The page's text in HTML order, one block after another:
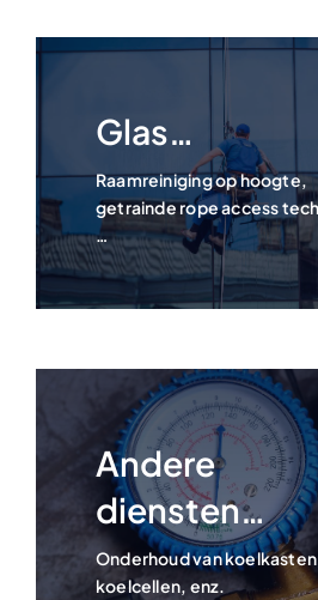
Glas…
Raamreiniging op hoogte,
getrainde rope access
…
Andere
diensten…
Onderhoud van
koelcellen, enz.